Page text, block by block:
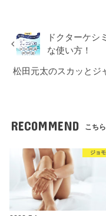
ドクターケシ
な使い方！
松田元太のスカッとジ
RECOMMEND こち
ジョ